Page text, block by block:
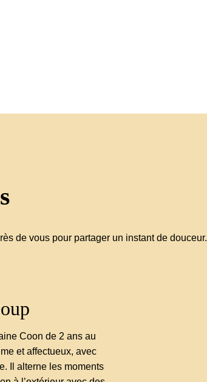
de vous pour partager un instant de douceur.
Coon de 2 ans au
et affectueux, avec
Il alterne les moments